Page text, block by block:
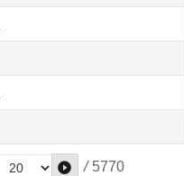
/ 5770